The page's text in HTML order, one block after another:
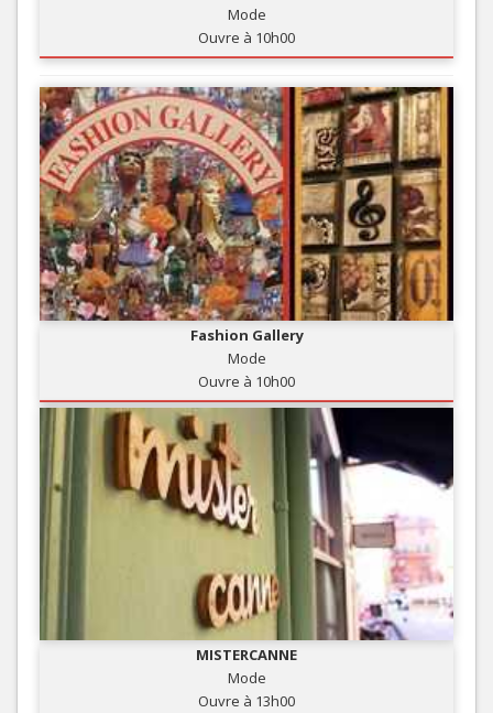
Mode
Ouvre à 10h00
Fashion Gallery
Mode
Ouvre à 10h00
MISTERCANNE
Mode
Ouvre à 13h00